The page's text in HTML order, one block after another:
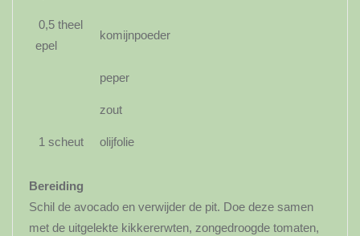
0,5 theel
epel
komijnpoeder
peper
zout
1 scheut olijfolie
Bereiding
Schil de avocado en verwijder de pit. Doe deze samen
met de uitgelekte kikkererwten, zongedroogde tomaten,